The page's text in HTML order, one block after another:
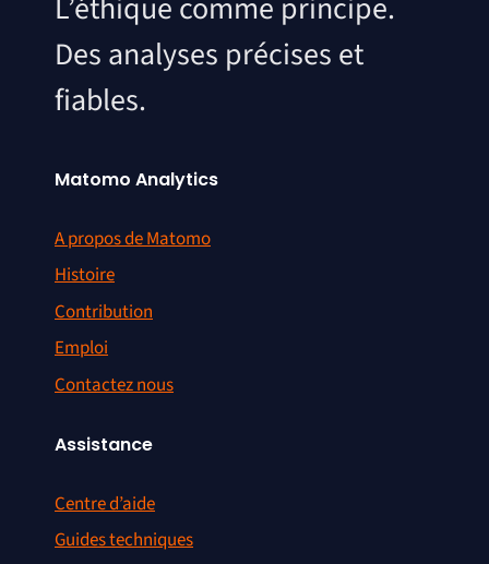
Des analyses précises et
fiables.
Matomo Analytics
A propos de Matomo
Histoire
Contribution
Emploi
Contactez nous
Assistance
Centre d’aide
Guides techniques